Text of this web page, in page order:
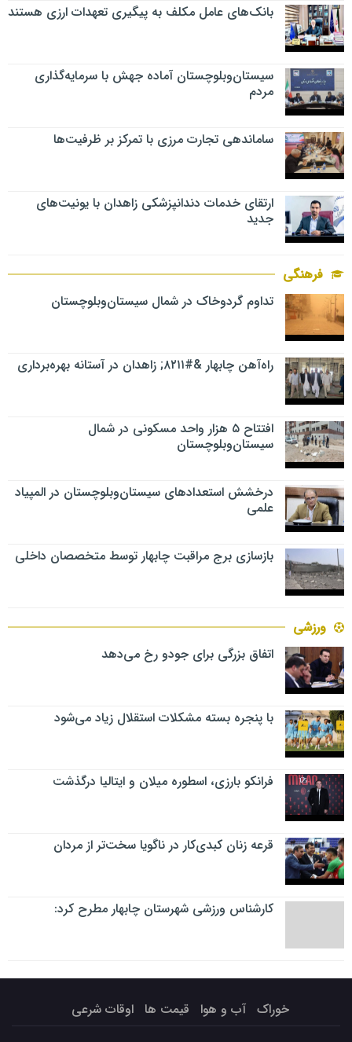
بانک‌های عامل مکلف به پیگیری تعهدات ارزی هستند
سیستان‌وبلوچستان آماده جهش با سرمایه‌گذاری
مردم
ساماندهی تجارت مرزی با تمرکز بر ظرفیت‌ها
ارتقای خدمات دندانپزشکی زاهدان با یونیت‌های
جدید
فرهنگی
تداوم گردوخاک در شمال سیستان‌وبلوچستان
راه‌آهن چابهار &#۸۲۱۱; زاهدان در آستانه بهره‌برداری
افتتاح ۵ هزار واحد مسکونی در شمال
سیستان‌وبلوچستان
درخشش استعدادهای سیستان‌وبلوچستان در المپیاد
علمی
بازسازی برج مراقبت چابهار توسط متخصصان داخلی
ورزشی
اتفاق بزرگی برای جودو رخ می‌دهد
با پنجره بسته مشکلات استقلال زیاد می‌شود
فرانکو بارزی، اسطوره میلان و ایتالیا درگذشت
قرعه زنان کبدی‌کار در ناگویا سخت‌تر از مردان
کارشناس ورزشی شهرستان چابهار مطرح کرد:
خوراک آب و هوا قیمت ها اوقات شرعی